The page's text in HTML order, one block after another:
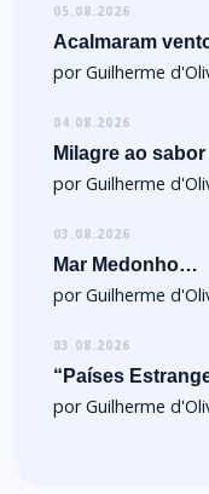
05.08.2026
Acalmaram
por Guilherme
04.08.2026
Milagre ao
por Guilherme
03.08.2026
Mar Medonho…
por Guilherme
03.08.2026
“Países
por Guilherme